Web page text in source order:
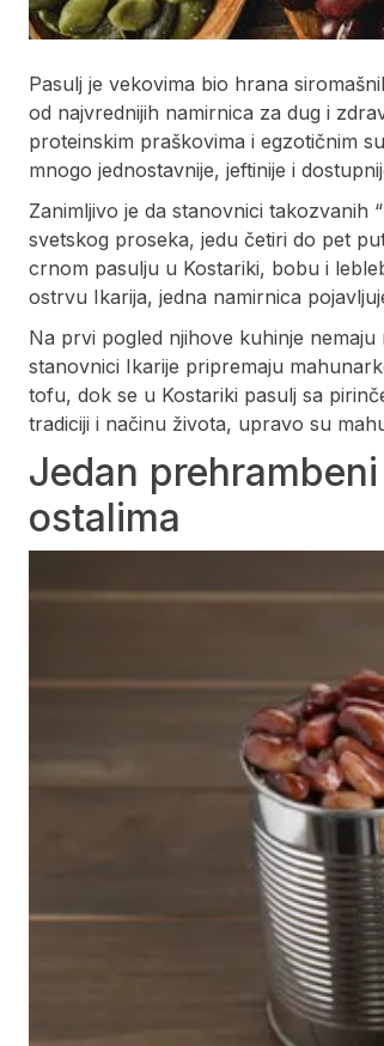
Pasulj je vekovima bio hrana
od najvrednijih namirnica za dug i
proteinskim praškovima i egzotičnim
mnogo jednostavnije, jeftinije i
Zanimljivo je da stanovnici takozvanih
svetskog proseka, jedu četiri do pet
crnom pasulju u Kostariki, bobu i
ostrvu Ikarija, jedna namirnica
Na prvi pogled njihove kuhinje
stanovnici Ikarije pripremaju
tofu, dok se u Kostariki pasulj sa
tradiciji i načinu života, upravo su
Jedan
ostalima